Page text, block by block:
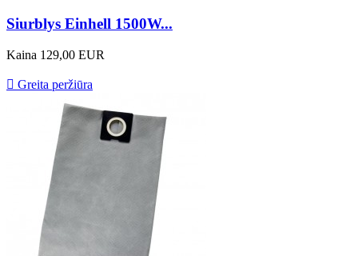
Siurblys Einhell 1500W...
Kaina 129,00 EUR
 Greita peržiūra